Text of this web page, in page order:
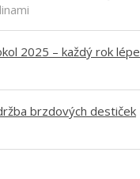
2025 – každý rok lépe
brzdových destiček